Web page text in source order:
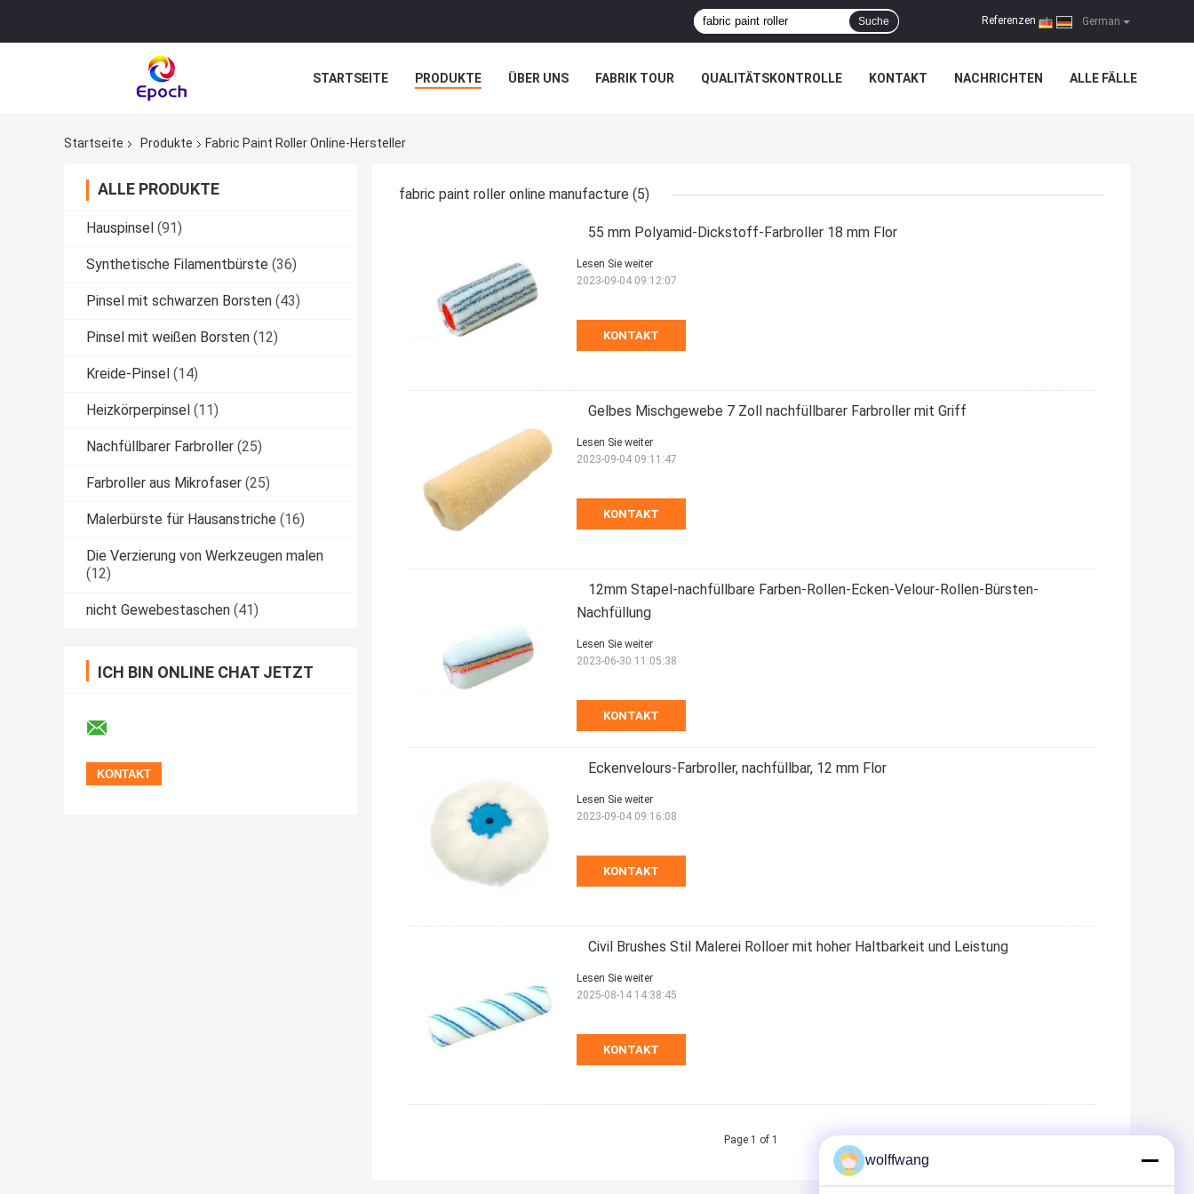
German
Referenzen |
Suche
STARTSEITE PRODUKTE ÜBER UNS FABRIK TOUR QUALITÄTSKONTROLLE KONTAKT NACHRICHTEN ALLE FÄLLE
Startseite Produkte Fabric Paint Roller Online-Hersteller
ALLE PRODUKTE
Hauspinsel (91)
Synthetische Filamentbürste (36)
Pinsel mit schwarzen Borsten (43)
Pinsel mit weißen Borsten (12)
Kreide-Pinsel (14)
Heizkörperpinsel (11)
Nachfüllbarer Farbroller (25)
Farbroller aus Mikrofaser (25)
Malerbürste für Hausanstriche (16)
Die Verzierung von Werkzeugen malen
(12)
nicht Gewebestaschen (41)
ICH BIN ONLINE CHAT JETZT
fabric paint roller online manufacture (5)
55 mm Polyamid-Dickstoff-Farbroller 18 mm Flor
KONTAKT
Lesen Sie weiter
2023-09-04 09:12:07
Gelbes Mischgewebe 7 Zoll nachfüllbarer Farbroller mit Griff
KONTAKT
Lesen Sie weiter
2023-09-04 09:11:47
12mm Stapel-nachfüllbare Farben-Rollen-Ecken-Velour-Rollen-Bürsten-
Nachfüllung
KONTAKT
Lesen Sie weiter
2023-06-30 11:05:38
Eckenvelours-Farbroller, nachfüllbar, 12 mm Flor
KONTAKT
Lesen Sie weiter
2023-09-04 09:16:08
Civil Brushes Stil Malerei Rolloer mit hoher Haltbarkeit und Leistung
KONTAKT
Lesen Sie weiter
2025-08-14 14:38:45
Page 1 of 1
wolffwang